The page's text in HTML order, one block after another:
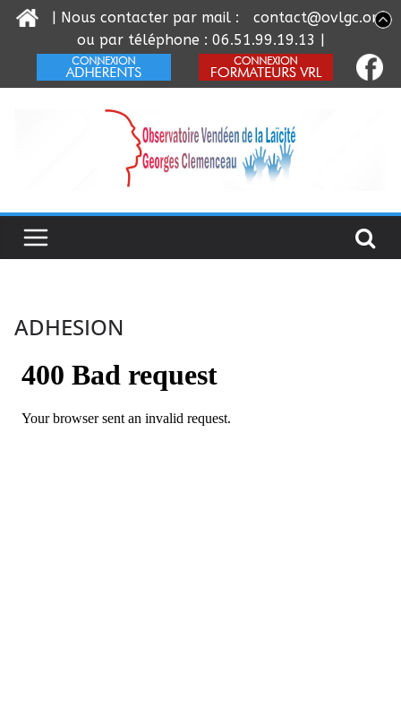
ADHESION
| Nous contacter par mail :
contact@ovlgc.org
ou par téléphone : 06.51.99.19.13 |